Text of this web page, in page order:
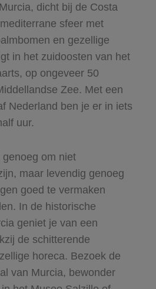
dicht bij de Costa
sfeer met
en gezellige
in het zuidoosten van het
op ongeveer 50
Zee. Met een
Nederland ben je er in iets
uur.
om niet
maar levendig genoeg
goed te vermaken
In de historische
geniet je van een
de schitterende
horeca. Bezoek de
van Murcia, bewonder